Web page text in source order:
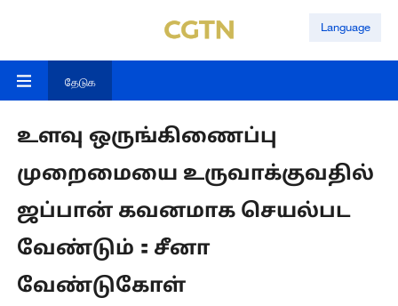
Language
தேடுக
உளவு ஒருங்கிணைப்பு
முறைமையை உருவாக்குவதில்
ஜப்பான் கவனமாக செயல்பட
வேண்டும்：சீனா
வேண்டுகோள்